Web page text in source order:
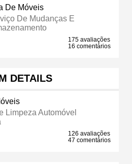
De Móveis
De Mudanças E
175 avaliações
16 comentários
DETAILS
Limpeza Automóvel
126 avaliações
47 comentários